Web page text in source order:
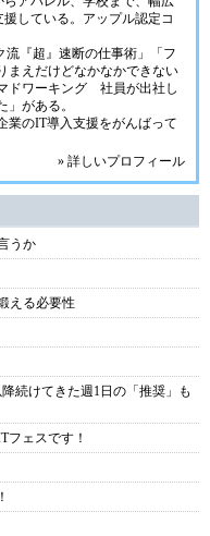
している。アップル認定コ
流『超』速断の仕事術」「フ
まえだけどなかなかできない
ドワーキング 社員が出社し
がある。
業のIT導入支援をがんばって
» 詳しいプロフィール
うか
える必要性
続けてきた週1日の「推奨」も
フェスです！